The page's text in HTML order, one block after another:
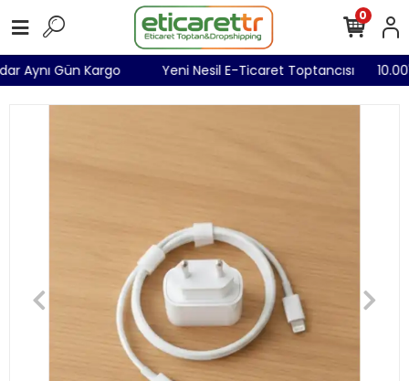
Aynı Gün Kargo Yeni Nesil E-Ticaret Toptancısı
0